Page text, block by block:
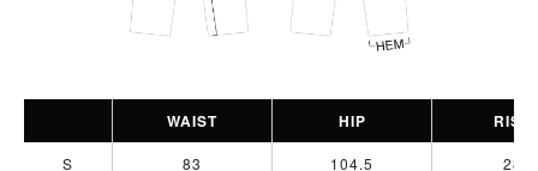
WAIST HIP RISE
S 83 104.5 28